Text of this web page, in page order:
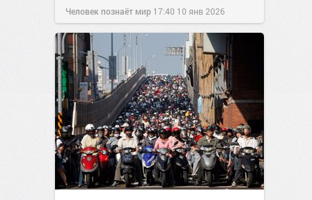
Человек познаёт мир 17:40 10 янв 2026